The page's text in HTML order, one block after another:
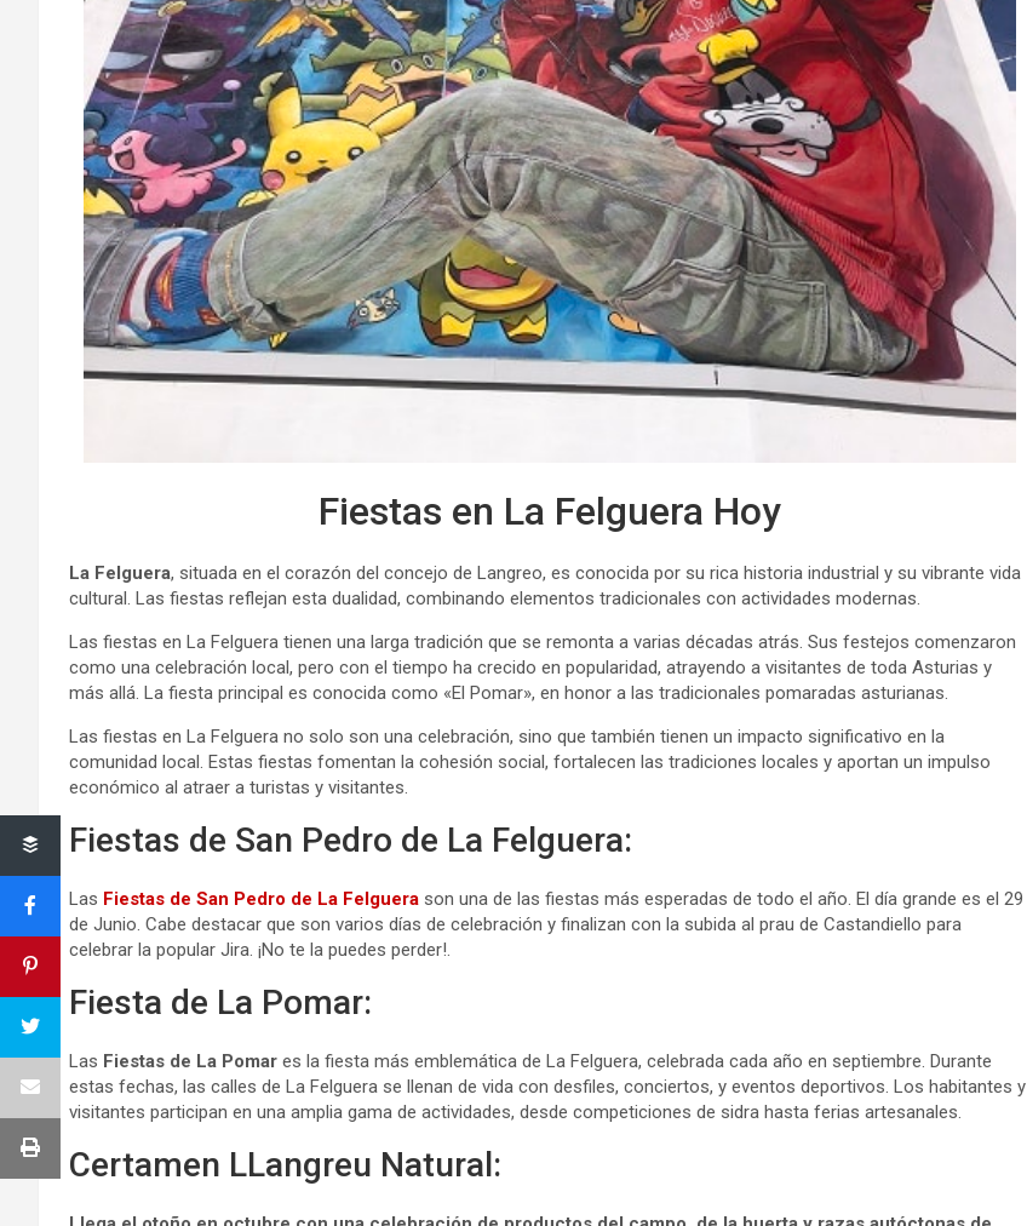
Fiestas en La Felguera Hoy
La Felguera, situada en el corazón del concejo de Langreo, es conocida por su rica historia industrial y su vibrante vida
cultural. Las fiestas reflejan esta dualidad, combinando elementos tradicionales con actividades modernas.
Las fiestas en La Felguera tienen una larga tradición que se remonta a varias décadas atrás. Sus festejos comenzaron
como una celebración local, pero con el tiempo ha crecido en popularidad, atrayendo a visitantes de toda Asturias y
más allá. La fiesta principal es conocida como «El Pomar», en honor a las tradicionales pomaradas asturianas.
Las fiestas en La Felguera no solo son una celebración, sino que también tienen un impacto significativo en la
comunidad local. Estas fiestas fomentan la cohesión social, fortalecen las tradiciones locales y aportan un impulso
económico al atraer a turistas y visitantes.
Fiestas de San Pedro de La Felguera:
Las Fiestas de San Pedro de La Felguera son una de las fiestas más esperadas de todo el año. El día grande es el 29
de Junio. Cabe destacar que son varios días de celebración y finalizan con la subida al prau de Castandiello para
celebrar la popular Jira. ¡No te la puedes perder!.
Fiesta de La Pomar:
Las Fiestas de La Pomar es la fiesta más emblemática de La Felguera, celebrada cada año en septiembre. Durante
estas fechas, las calles de La Felguera se llenan de vida con desfiles, conciertos, y eventos deportivos. Los habitantes y
visitantes participan en una amplia gama de actividades, desde competiciones de sidra hasta ferias artesanales.
Certamen LLangreu Natural: